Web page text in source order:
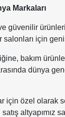
Markaları
güvenilir
için
bakım
dünya
için özel olarak